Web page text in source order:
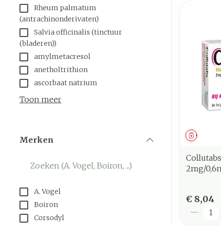
Rheum palmatum
(antrachinonderivaten)
Salvia officinalis (tinctuur
(bladeren))
amylmetacresol
anetholtrithion
ascorbaat natrium
Toon meer
Merken
A. Vogel
Boiron
Corsodyl
2mg/
€ 8,04
Aantal